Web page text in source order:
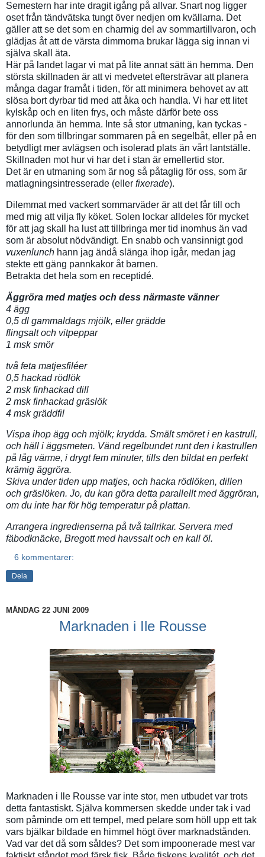
Semestern har inte dragit igång på allvar. Snart nog ligger
oset från tändvätska tungt över nedjen om kvällarna. Det
gäller att se det som en charmig del av sommartillvaron, och
glädjas åt att de värsta dimmorna brukar lägga sig innan vi
själva skall äta.
Här på landet lagar vi mat på lite annat sätt än hemma. Den
största skillnaden är att vi medvetet eftersträvar att planera
många dagar framåt i tiden, för att minimera behovet av att
slösa bort dyrbar tid med att åka och handla. Vi har ett litet
kylskåp och en liten frys, och måste därför bete oss
annorlunda än hemma. Inte så stor utmaning, kan tyckas -
för den som tillbringar sommaren på en segelbåt, eller på en
betydligt mer avlägsen och isolerad plats än vårt lantställe.
Skillnaden mot hur vi har det i stan är emellertid stor.
Det är en utmaning som är nog så påtaglig för oss, som är
matlagningsintresserade (eller fixerade).
Dilemmat med vackert sommarväder är att det får till och
med mig att vilja fly köket. Solen lockar alldeles för mycket
för att jag skall ha lust att tillbringa mer tid inomhus än vad
som är absolut nödvändigt. En snabb och vansinnigt god
vuxenlunch hann jag ändå slänga ihop igår, medan jag
stekte ett gäng pannkakor åt barnen.
Betrakta det hela som en receptidé.
Äggröra med matjes och dess närmaste vänner
4 ägg
0,5 dl gammaldags mjölk, eller grädde
flingsalt och vitpeppar
1 msk smör
två feta matjesfiléer
0,5 hackad rödlök
2 msk finhackad dill
2 msk finhackad gräslök
4 msk gräddfil
Vispa ihop ägg och mjölk; krydda. Smält smöret i en kastrull,
och häll i äggsmeten. Vänd regelbundet runt den i kastrullen
på låg värme, i drygt fem minuter, tills den bildat en perfekt
krämig äggröra.
Skiva under tiden upp matjes, och hacka rödlöken, dillen
och gräslöken. Jo, du kan göra detta parallellt med äggröran,
om du inte har för hög temperatur på plattan.
Arrangera ingredienserna på två tallrikar. Servera med
fäbodknäcke, Bregott med havssalt och en kall öl.
6 kommentarer:
Dela
MÅNDAG 22 JUNI 2009
Marknaden i Ile Rousse
Marknaden i Ile Rousse var inte stor, men utbudet var trots
detta fantastiskt. Själva kommersen skedde under tak i vad
som påminde om ett tempel, med pelare som höll upp ett tak
vars bjälkar bildade en himmel högt över marknadstånden.
Vad var det då som såldes? Det som impoonerade mest var